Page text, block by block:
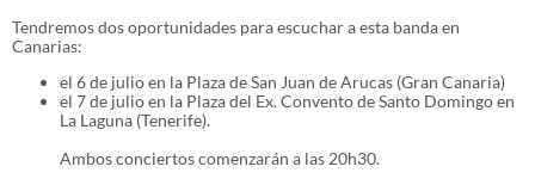
Tendremos dos oportunidades para escuchar a esta banda en
Canarias:
el 6 de julio en la Plaza de San Juan de Arucas (Gran Canaria)
el 7 de julio en la Plaza del Ex. Convento de Santo Domingo en
La Laguna (Tenerife).
Ambos conciertos comenzarán a las 20h30.